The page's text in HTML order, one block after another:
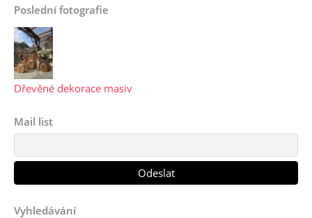
Poslední fotografie
Dřevěné dekorace masiv
Mail list
Vyhledávání